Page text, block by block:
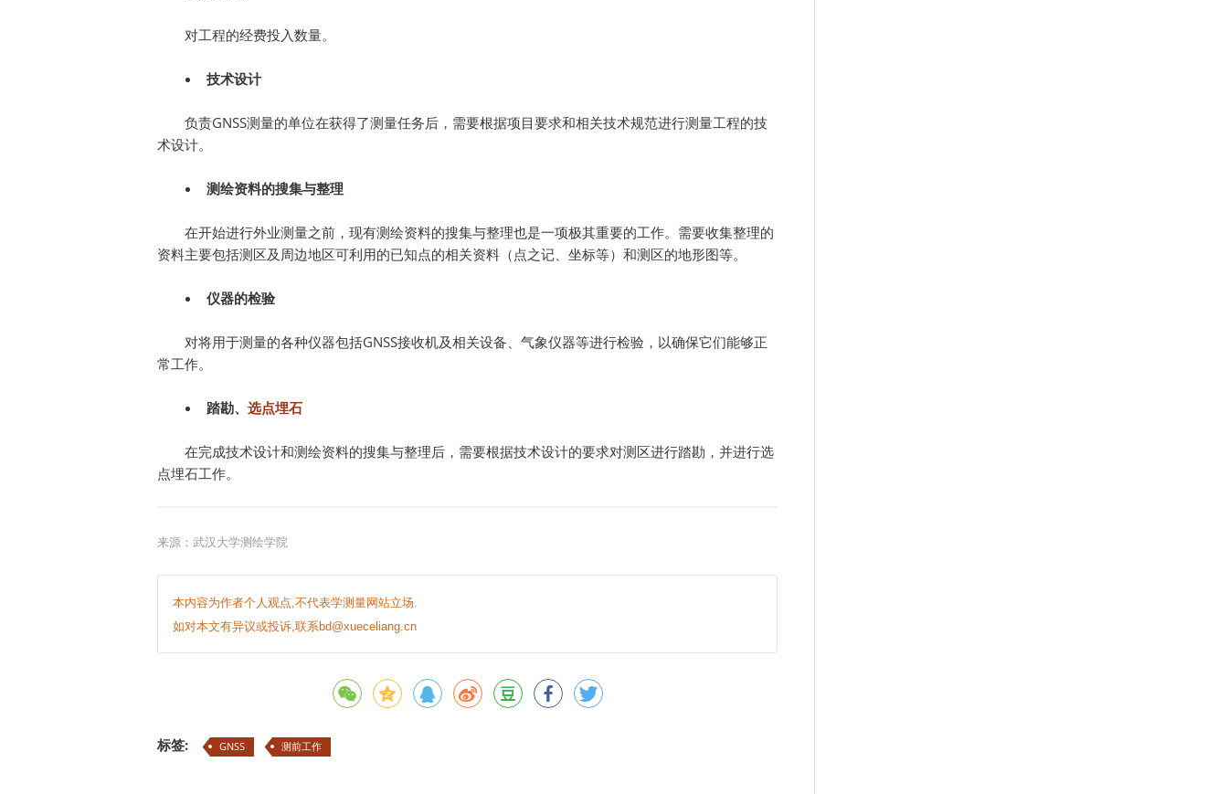
对工程的经费投入数量。
技术设计
负责GNSS测量的单位在获得了测量任务后，需要根据项目要求和相关技术规范进行测量工程的技
术设计。
测绘资料的搜集与整理
在开始进行外业测量之前，现有测绘资料的搜集与整理也是一项极其重要的工作。需要收集整理的
资料主要包括测区及周边地区可利用的已知点的相关资料（点之记、坐标等）和测区的地形图等。
仪器的检验
对将用于测量的各种仪器包括GNSS接收机及相关设备、气象仪器等进行检验，以确保它们能够正
常工作。
踏勘、 选点埋石
在完成技术设计和测绘资料的搜集与整理后，需要根据技术设计的要求对测区进行踏勘，并进行选
点埋石工作。
来源：武汉大学测绘学院
本内容为作者个人观点,不代表学测量网站立场.
如对本文有异议或投诉,联系bd@xueceliang.cn
标签: GNSS 测前工作